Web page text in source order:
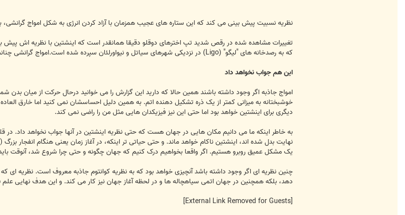
نظریه نسبیت پیش بینی می کند که این ستاره های عجیب همزمان با آزاد کردن انرژی به شکل امواج گرانشی،
تغییرات مشاهده شده در رقص شدید تپ اخترهای دوقلو دقیقا همانقدر است که اینشتین با نظریه اش پیش
که به رصدخانه های "لیگو" (Ligo) در نزدیکی شهرهای سیاتل و نیواورلئان سپرده شده است.امواج گرانشی چنانچه توسط اینشتین پیش بینی شده یکی از عجیب ترین پدیده های طبیعت است.
این هم جواب نخواهد داد
امواج جاذبه اگر وجود داشته باشند همین حالا که دارید این گزارش را می خوانید درحال حرکت از میان
خوشبختانه به میزانی کمتر از یک ذره تشکیل دهنده اتم. به همین دلیل احساسشان نمی کنید اما خارق
دیگری برای اینشتین خواهد بود اما حتی این نیز فیزیکدان هایی مثل من را راضی نمی کند.
به خاطر اینکه ما می دانیم مکان هایی در جهان هست که حتی نظریه اینشتین در آنها جواب نخواهد داد.
یک مشکل عمیق روبرو هستیم. اگر واقعا بخواهیم درک کنیم که جهان چگونه و حتی چرا شروع شد، آنوقت
چنین نظریه ای اگر وجود داشته باشد آنچیزی خواهد بود که به نظریه کوانتوم جاذبه معروف است. نظریه
دهد، بلکه همچنین در جهان اتمی سیاهچاله ها و در لحظه آغاز جهان نیز کار می کند. و این هدف نهایی علم فیزیک در
[External Link Removed for Guests]